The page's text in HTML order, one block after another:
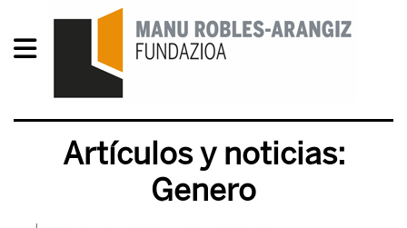
Artículos y noticias:
Genero